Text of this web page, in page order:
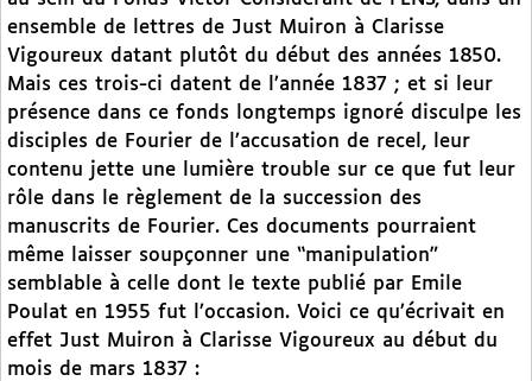
ensemble de lettres de Just Muiron à Clarisse
Vigoureux datant plutôt du début des années 1850.
Mais ces trois-ci datent de l’année 1837 ; et si leur
présence dans ce fonds longtemps ignoré disculpe les
disciples de Fourier de l’accusation de recel, leur
contenu jette une lumière trouble sur ce que fut leur
rôle dans le règlement de la succession des
manuscrits de Fourier. Ces documents pourraient
même laisser soupçonner une “manipulation”
semblable à celle dont le texte publié par Emile
Poulat en 1955 fut l’occasion. Voici ce qu’écrivait en
effet Just Muiron à Clarisse Vigoureux au début du
mois de mars 1837 :